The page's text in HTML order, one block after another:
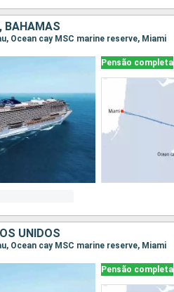
BAHAMAS
Ocean cay MSC marine reserve, Miami
Pensão completa
UNIDOS
Ocean cay MSC marine reserve, Miami
Pensão completa